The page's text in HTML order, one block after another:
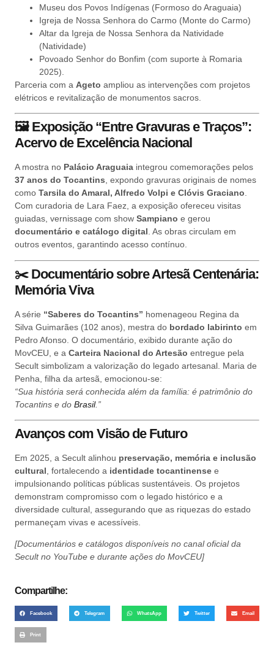
Museu dos Povos Indígenas (Formoso do Araguaia)
Igreja de Nossa Senhora do Carmo (Monte do Carmo)
Altar da Igreja de Nossa Senhora da Natividade
(Natividade)
Povoado Senhor do Bonfim (com suporte à Romaria
2025).
Parceria com a Ageto ampliou as intervenções com projetos
elétricos e revitalização de monumentos sacros.
🖼️ Exposição “Entre Gravuras e Traços”:
Acervo de Excelência Nacional
A mostra no Palácio Araguaia integrou comemorações pelos
37 anos do Tocantins , expondo gravuras originais de nomes
como Tarsila do Amaral, Alfredo Volpi e Clóvis Graciano
Com curadoria de Lara Faez, a exposição ofereceu visitas
guiadas, vernissage com show Sampiano e gerou
documentário e catálogo digital . As obras circulam em
outros eventos, garantindo acesso contínuo.
✂️ Documentário sobre Artesã Centenária:
Memória Viva
A série “Saberes do Tocantins” homenageou Regina da
Silva Guimarães (102 anos), mestra do bordado labirinto em
Pedro Afonso. O documentário, exibido durante ação do
MovCEU, e a Carteira Nacional do Artesão entregue pela
Secult simbolizam a valorização do legado artesanal. Maria de
Penha, filha da artesã, emocionou-se:
“Sua história será conhecida além da família: é patrimônio do
Tocantins e do Brasil.”
Avanços com Visão de Futuro
Em 2025, a Secult alinhou preservação, memória e inclusão
cultural , fortalecendo a identidade tocantinense e
impulsionando políticas públicas sustentáveis. Os projetos
demonstram compromisso com o legado histórico e a
diversidade cultural, assegurando que as riquezas do estado
permaneçam vivas e acessíveis.
[Documentários e catálogos disponíveis no canal oficial da
Secult no YouTube e durante ações do MovCEU]
Compartilhe:
Facebook Telegram WhatsApp Twitter Email
Print